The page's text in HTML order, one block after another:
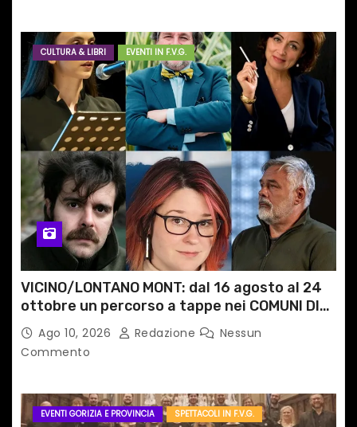
CULTURA & LIBRI EVENTI IN F.V.G.
VICINO/LONTANO MONT: dal 16 agosto al 24
ottobre un percorso a tappe nei COMUNI DI
MONTAGNA DEL FVG
Ago 10, 2026 Redazione
Nessun
Commento
EVENTI GORIZIA E PROVINCIA SPETTACOLI IN F.V.G.